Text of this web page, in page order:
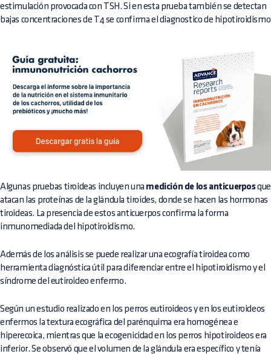
estimulación provocada con TSH. Si en esta prueba también se detectan
bajas concentraciones de T4 se confirma el diagnostico de hipotiroidismo
Algunas pruebas tiroideas incluyen una medición de los anticuerposque
atacan las proteínas de la glándula tiroides, donde se hacen las hormonas
tiroideas. La presencia de estos anticuerpos confirma la forma
inmunomediada del hipotiroidismo.
Además de los análisis se puede realizar una ecografía tiroidea como
herramienta diagnóstica útil para diferenciar entre el hipotiroidismo y el
síndrome del eutiroideo enfermo.
Según un estudio realizado en los perros eutiroideos y en los eutiroideos
enfermos la textura ecográfica del parénquima era homogénea e
hiperecoica, mientras que la ecogenicidad en los perros hipotiroideos era
inferior. Se observó que el volumen de la glándula era específico y tenía